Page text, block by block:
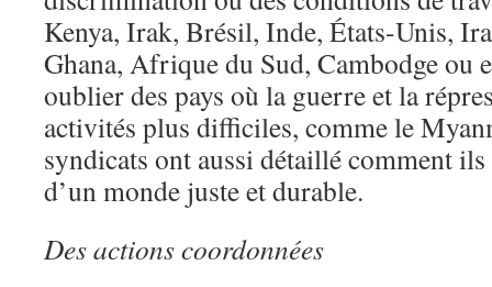
Kenya, Irak, Brésil, Inde, États-Unis,
Ghana, Afrique du Sud, Cambodge ou
oublier des pays où la guerre et la
activités plus difficiles, comme le
syndicats ont aussi détaillé comment
d’un monde juste et durable.
Des actions coordonnées